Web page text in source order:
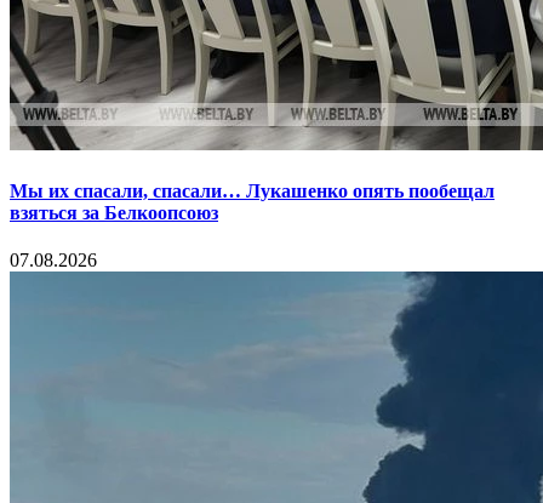
Мы их спасали, спасали… Лукашенко опять пообещал
взяться за Белкоопсоюз
07.08.2026